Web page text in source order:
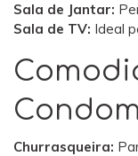
Sala de Jantar:
Sala de TV: Ideal
Churrasqueira: